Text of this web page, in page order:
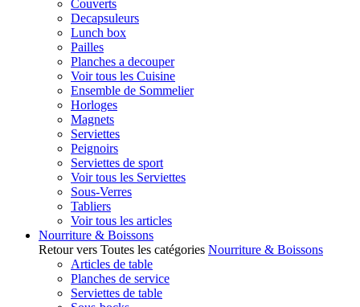
Couverts
Decapsuleurs
Lunch box
Pailles
Planches a decouper
Voir tous les Cuisine
Ensemble de Sommelier
Horloges
Magnets
Serviettes
Peignoirs
Serviettes de sport
Voir tous les Serviettes
Sous-Verres
Tabliers
Voir tous les articles
Nourriture & Boissons
Retour vers Toutes les catégories Nourriture & Boissons
Articles de table
Planches de service
Serviettes de table